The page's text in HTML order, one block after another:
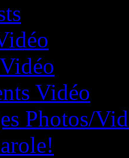
Vidéo
Photos/